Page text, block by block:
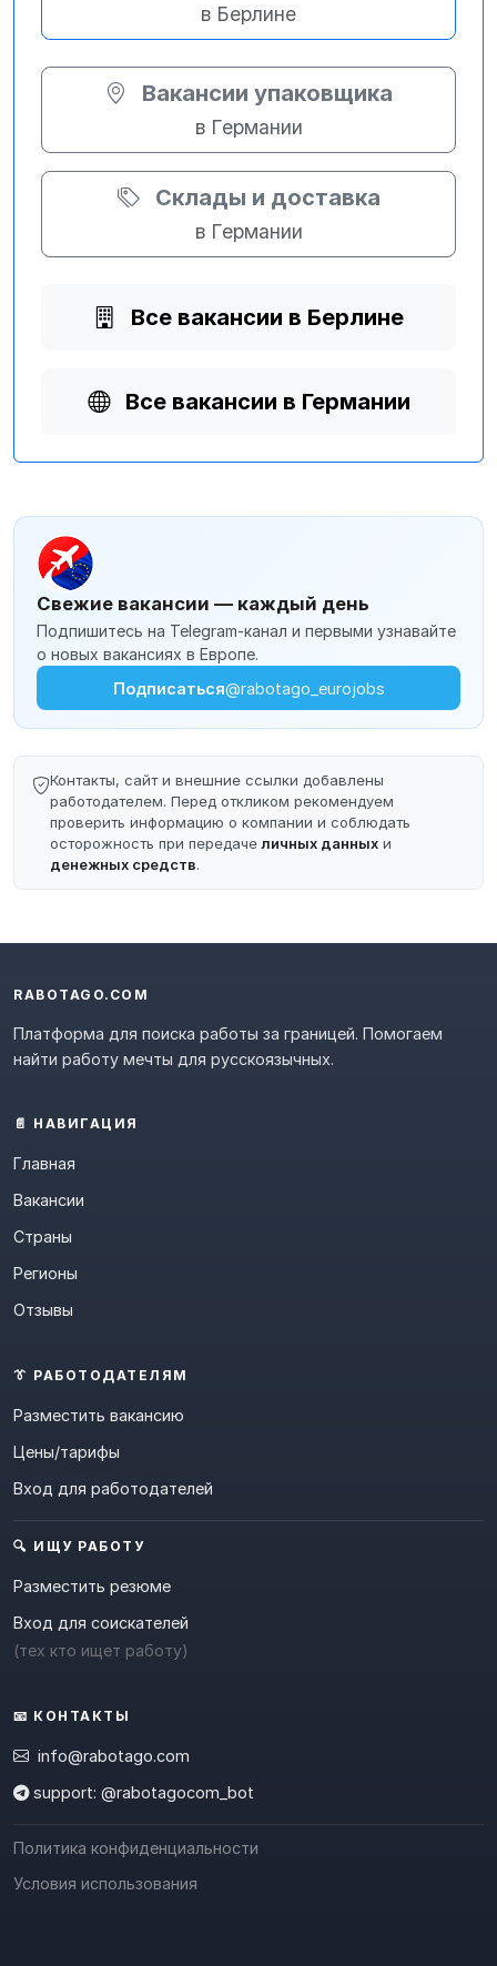
в Берлине
Вакансии упаковщика
в Германии
Склады и доставка
в Германии
Все вакансии в Берлине
Все вакансии в Германии
Свежие вакансии — каждый день
Подпишитесь на Telegram-канал и первыми узнавайте
о новых вакансиях в Европе.
Подписаться@rabotago_eurojobs
Контакты, сайт и внешние ссылки добавлены
работодателем. Перед откликом рекомендуем
проверить информацию о компании и соблюдать
осторожность при передачеличных данных и
денежных средств.
RABOTAGO.COM
Платформа для поиска работы за границей. Помогаем
найти работу мечты для русскоязычных.
📄 НАВИГАЦИЯ
Главная
Вакансии
Страны
Регионы
Отзывы
👔 РАБОТОДАТЕЛЯМ
Разместить вакансию
Цены/тарифы
Вход для работодателей
🔍 ИЩУ РАБОТУ
Разместить резюме
Вход для соискателей
(тех кто ищет работу)
📧 КОНТАКТЫ
info@rabotago.com
support: @rabotagocom_bot
Политика конфиденциальности
Условия использования